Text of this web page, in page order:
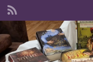
Search for: